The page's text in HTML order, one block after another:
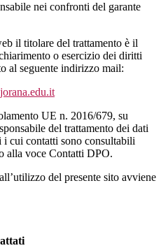
nei confronti del garante
il titolare del trattamento è il
o esercizio dei diritti
al seguente indirizzo mail:
UE n. 2016/679, su
del trattamento dei dati
cui contatti sono consultabili
alla voce Contatti DPO.
del presente sito avviene